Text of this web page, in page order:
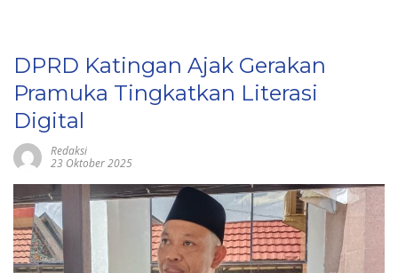
DPRD Katingan Ajak Gerakan
Pramuka Tingkatkan Literasi
Digital
Redaksi
23 Oktober 2025